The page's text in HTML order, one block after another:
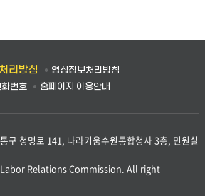
리방침
영상정보처리방침
번호 홈페이지 이용안내
구 청명로 141, 나라키움수원통합청사 3층, 민원실
Relations Commission. All right